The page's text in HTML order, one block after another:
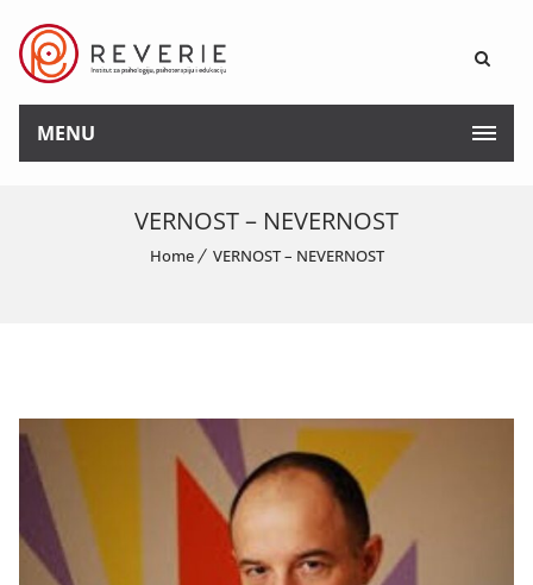
MENU
VERNOST – NEVERNOST
Home VERNOST – NEVERNOST